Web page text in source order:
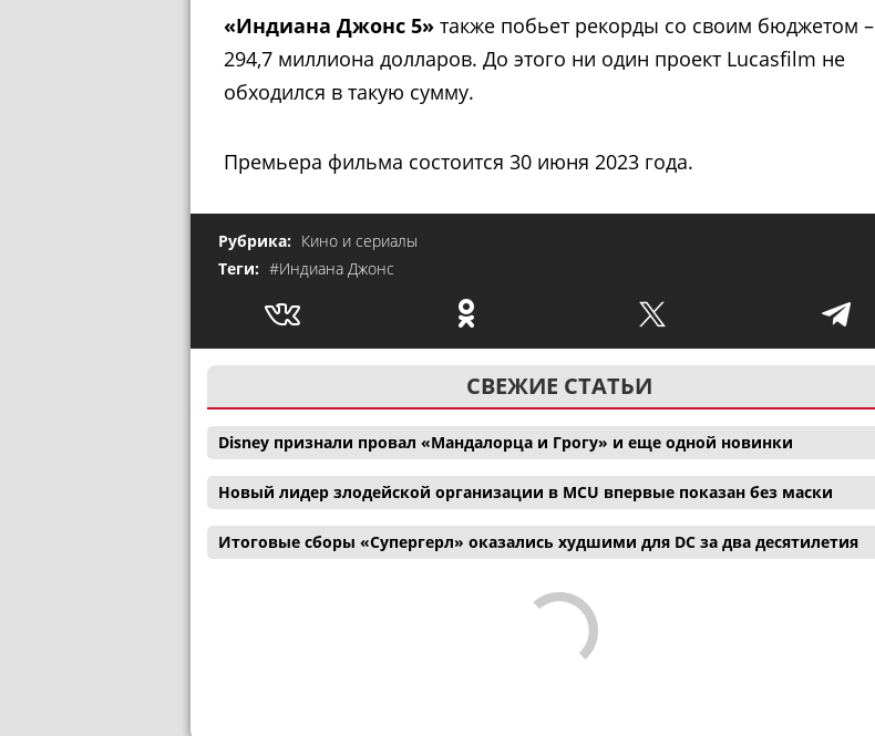
«Индиана Джонс 5» также побьет рекорды со своим бюджетом –
294,7 миллиона долларов. До этого ни один проект Lucasfilm не
обходился в такую сумму.
Премьера фильма состоится 30 июня 2023 года.
Рубрика: Кино и сериалы
Теги: #Индиана Джонс
СВЕЖИЕ СТАТЬИ
Disney признали провал «Мандалорца и Грогу» и еще одной новинки
Новый лидер злодейской организации в MCU впервые показан без маски
Итоговые сборы «Супергерл» оказались худшими для DC за два десятилетия